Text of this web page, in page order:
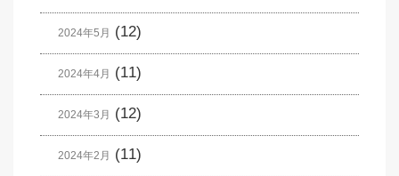
2024年5月 (12)
2024年4月 (11)
2024年3月 (12)
2024年2月 (11)